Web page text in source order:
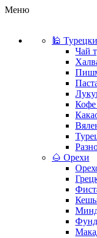
Меню
🕌
Чай
Кофе
🌰 Орехи